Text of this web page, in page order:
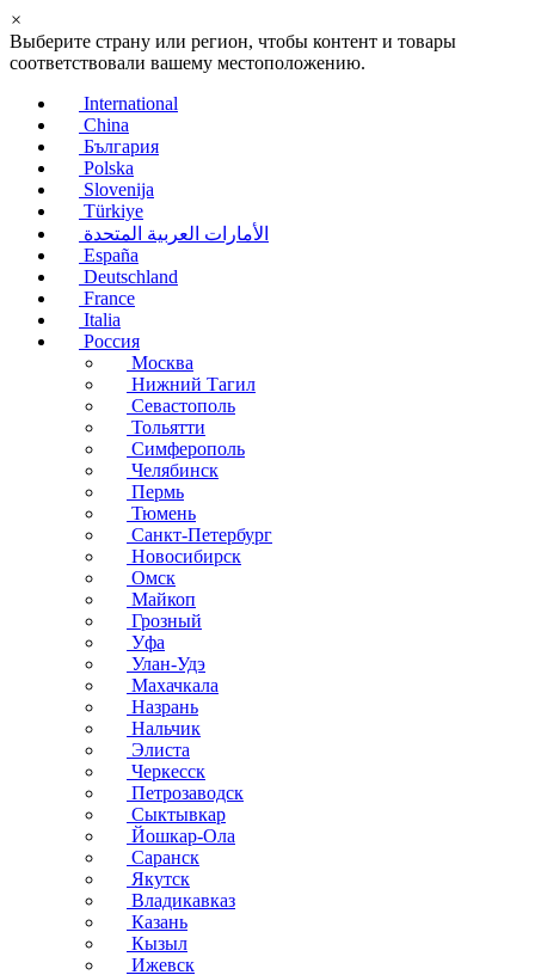
×
Выберите страну или регион, чтобы контент и товары
соответствовали вашему местоположению.
International
China
България
Polska
Slovenija
Türkiye
الأمارات العربية المتحدة
España
Deutschland
France
Italia
Россия
Москва
Нижний Тагил
Севастополь
Тольятти
Симферополь
Челябинск
Пермь
Тюмень
Санкт-Петербург
Новосибирск
Омск
Майкоп
Грозный
Уфа
Улан-Удэ
Махачкала
Назрань
Нальчик
Элиста
Черкесск
Петрозаводск
Сыктывкар
Йошкар-Ола
Саранск
Якутск
Владикавказ
Казань
Кызыл
Ижевск